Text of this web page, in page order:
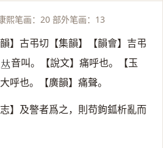
熙笔画：20 部外笔画：13
韻】古弔切【集韻】【韻會】吉弔
𠀤音叫。【說文】痛呼也。【玉
呼也。【廣韻】痛聲。
】及譥者爲之，則苟鉤鈲析亂而